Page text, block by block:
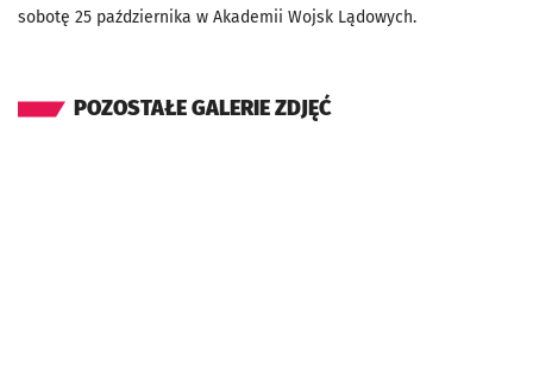
sobotę 25 października w Akademii Wojsk Lądowych.
POZOSTAŁE GALERIE ZDJĘĆ